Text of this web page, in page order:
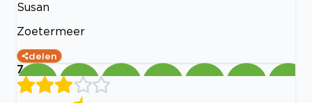
Susan
Zoetermeer
delen
7